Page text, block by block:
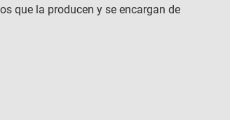
que la producen y se encargan de